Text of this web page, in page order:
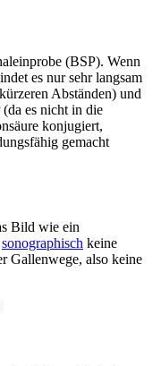
(BSP). Wenn
es nur sehr langsam
Abständen) und
es nicht in die
konjugiert,
gemacht
Bild wie ein
sonographisch keine
Gallenwege, also keine